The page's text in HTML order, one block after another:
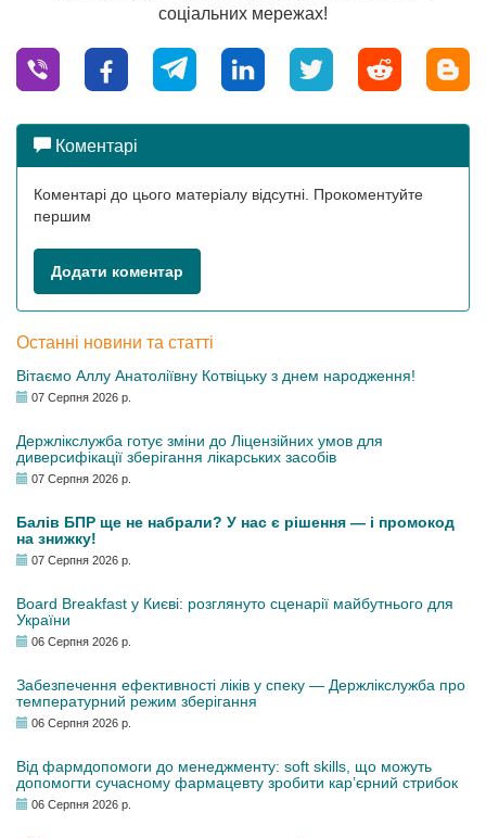
соціальних мережах!
Коментарі
Коментарі до цього матеріалу відсутні. Прокоментуйте
першим
Додати коментар
Останні новини та статті
Вітаємо Аллу Анатоліївну Котвіцьку з днем народження!
07 Серпня 2026 р.
Держлікслужба готує зміни до Ліцензійних умов для
диверсифікації зберігання лікарських засобів
07 Серпня 2026 р.
Балів БПР ще не набрали? У нас є рішення — і промокод
на знижку!
07 Серпня 2026 р.
Board Breakfast у Києві: розглянуто сценарії майбутнього для
України
06 Серпня 2026 р.
Забезпечення ефективності ліків у спеку — Держлікслужба про
температурний режим зберігання
06 Серпня 2026 р.
Від фармдопомоги до менеджменту: soft skills, що можуть
допомогти сучасному фармацевту зробити кар’єрний стрибок
06 Серпня 2026 р.